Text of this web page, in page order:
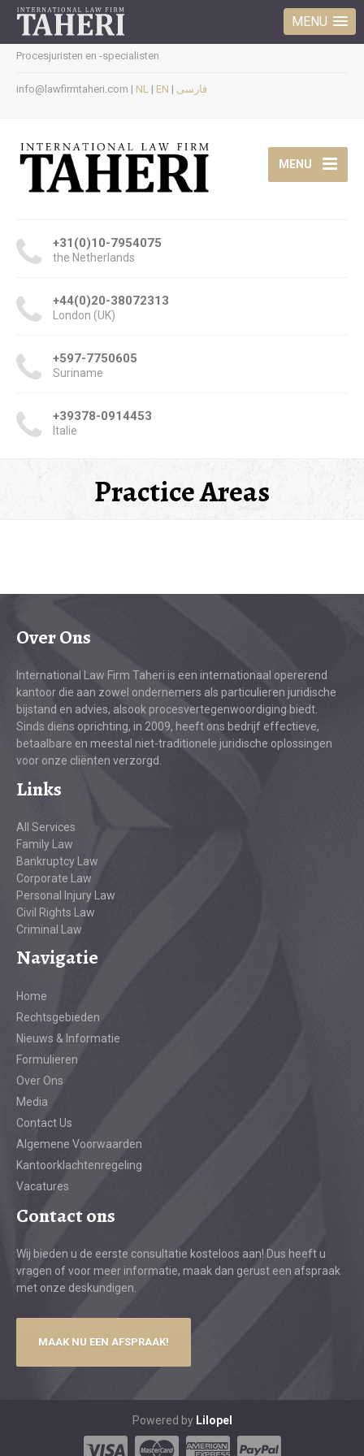
MENU
Procesjuristen en -specialisten
info@lawfirmtaheri.com | NL | EN | فارسی
+31(0)10-7954075
the Netherlands
+44(0)20-38072313
London (UK)
MENU
+597-7750605
Suriname
+39378-0914453
Italie
Practice Areas
Over Ons
International Law Firm Taheri is een internationaal opererend
kantoor die aan zowel ondernemers als particulieren juridische
bijstand en advies, alsook procesvertegenwoordiging biedt.
Sinds diens oprichting, in 2009, heeft ons bedrijf effectieve,
betaalbare en meestal niet-traditionele juridische oplossingen
voor onze cliënten verzorgd.
Links
All Services
Family Law
Bankruptcy Law
Corporate Law
Personal Injury Law
Civil Rights Law
Criminal Law
Navigatie
Home
Rechtsgebieden
Nieuws & Informatie
Formulieren
Over Ons
Media
Contact Us
Algemene Voorwaarden
Kantoorklachtenregeling
Vacatures
Contact ons
Wij bieden u de eerste consultatie kosteloos aan! Dus heeft u
vragen of voor meer informatie, maak dan gerust een afspraak
met onze deskundigen.
MAAK NU EEN AFSPRAAK!
Powered by Lilopel